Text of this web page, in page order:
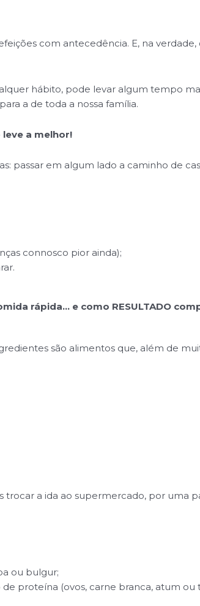
com antecedência. E, na
hábito, pode levar algum tempo
a de toda a nossa família.
a melhor!
passar em algum lado a caminho de
connosco pior ainda);
rápida… e como RESULTADO
são alimentos que, além de
trocar a ida ao supermercado, por uma
ou bulgur;
proteína (ovos, carne branca, atum ou